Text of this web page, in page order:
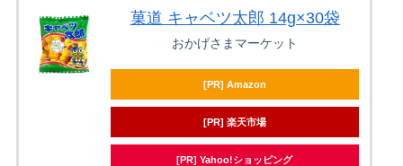
菓道 キャベツ太郎 14g×30袋
おかげさまマーケット
[PR] Amazon
[PR] 楽天市場
[PR] Yahoo!ショッピング